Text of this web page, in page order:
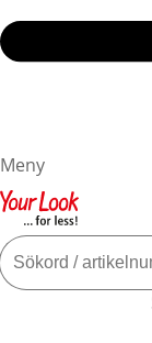
Meny